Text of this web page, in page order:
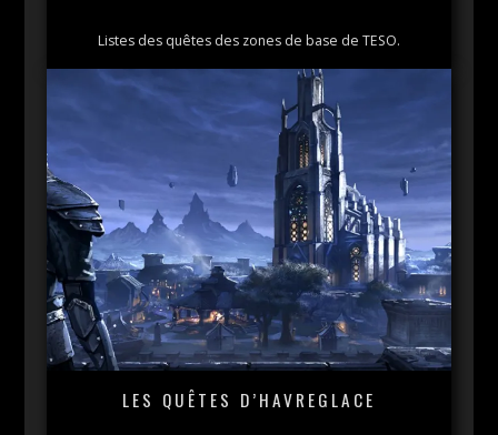
Listes des quêtes des zones de base de TESO.
LES QUÊTES D’HAVREGLACE